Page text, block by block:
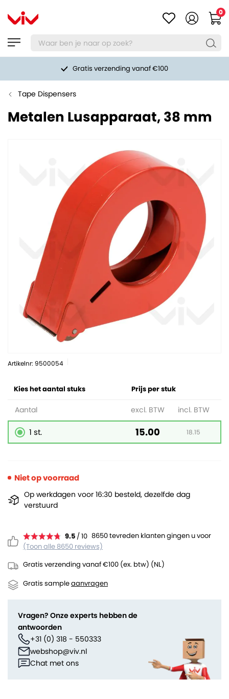
0
Gratis verzending vanaf €100
Tape Dispensers
Metalen Lusapparaat, 38 mm
Artikelnr: 9500054
9.5 / 10 8650 tevreden klanten gingen u voor
(Toon alle 8650 reviews)
Gratis verzending vanaf €100 (ex. btw) (NL)
Gratis sampleaanvragen
Kies het aantal stuks Prijs per stuk
Aantal excl. BTW incl. BTW
1 st. 15.00 18.15
Niet op voorraad
Op werkdagen voor 16:30 besteld, dezelfde dag
verstuurd
Vragen? Onze experts hebben de
antwoorden
+31 (0) 318 - 550333
webshop@viv.nl
Chat met ons